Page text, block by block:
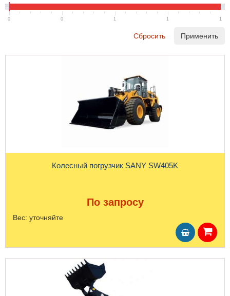
0 0 1 1 1
Сбросить Применить
Колесный погрузчик SANY SW405K
По запросу
Вес: уточняйте